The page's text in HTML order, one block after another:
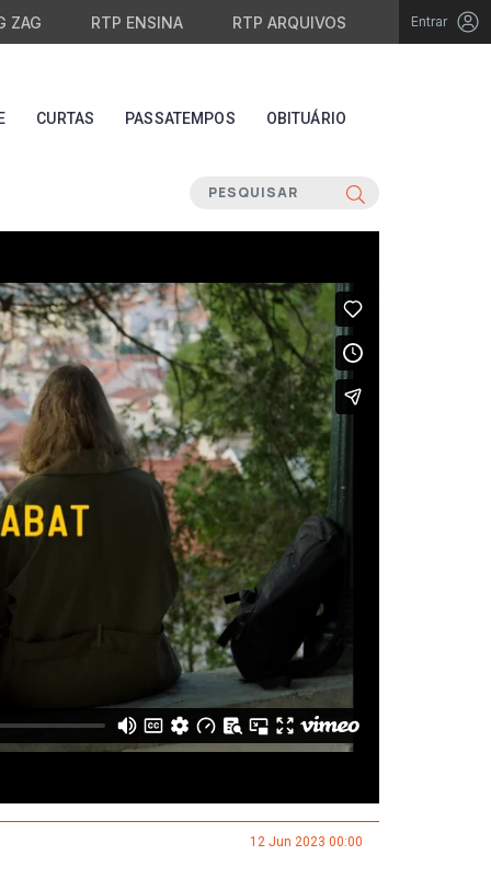
ZAG RTP ENSINA RTP ARQUIVOS Entrar
CURTAS PASSATEMPOS OBITUÁRIO
12 Jun 2023 00:00